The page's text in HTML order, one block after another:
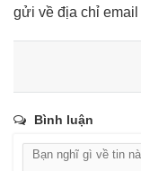
gửi về địa chỉ email
Bình luận